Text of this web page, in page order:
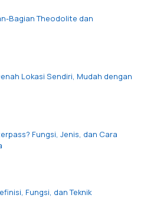
Bagian Theodolite dan
Lokasi Sendiri, Mudah dengan
Fungsi, Jenis, dan Cara
Fungsi, dan Teknik